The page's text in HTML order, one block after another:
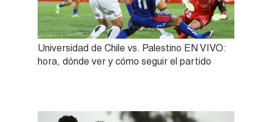
Universidad de Chile vs. Palestino EN VIVO:
hora, dónde ver y cómo seguir el partido